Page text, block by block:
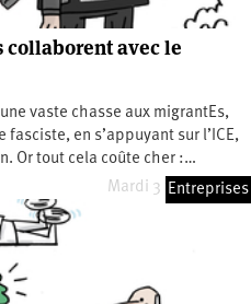
collaborent avec le
vaste chasse aux migrantEs,
en s’appuyant sur l’ICE,
Or tout cela coûte cher :…
Mardi 3 février 2026
Entreprises